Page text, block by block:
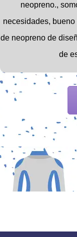
neopreno.,
necesidades,
de neopreno de
de